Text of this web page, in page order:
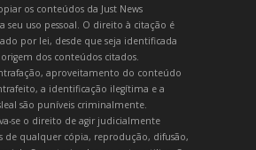
os conteúdos da Just News
seu uso pessoal. O direito à citação é
por lei, desde que seja identificada
dos conteúdos citados.
aproveitamento do conteúdo
a identificação ilegítima e a
são puníveis criminalmente.
se o direito de agir judicialmente
de qualquer cópia, reprodução, difusão,